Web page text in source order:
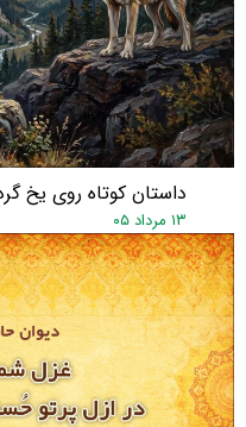
داستان کوتاه روی یخ
۱۳ مرداد ۰۵